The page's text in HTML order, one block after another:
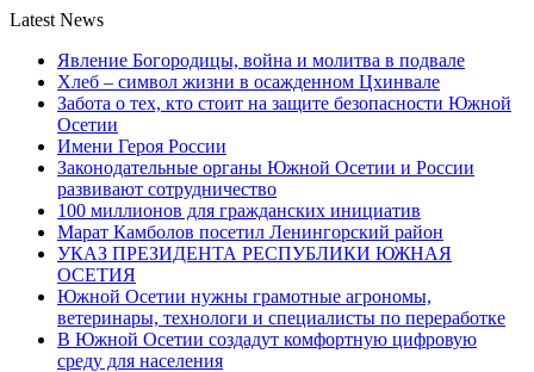
Latest News
Явление Богородицы, война и молитва в подвале
Хлеб – символ жизни в осажденном Цхинвале
Забота о тех, кто стоит на защите безопасности Южной
Осетии
Имени Героя России
Законодательные органы Южной Осетии и России
развивают сотрудничество
100 миллионов для гражданских инициатив
Марат Камболов посетил Ленингорский район
УКАЗ ПРЕЗИДЕНТА РЕСПУБЛИКИ ЮЖНАЯ
ОСЕТИЯ
Южной Осетии нужны грамотные агрономы,
ветеринары, технологи и специалисты по переработке
В Южной Осетии создадут комфортную цифровую
среду для населения